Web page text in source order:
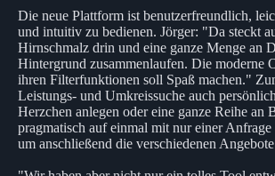
Die neue Plattform ist benutzerfreundlich,
und intuitiv zu bedienen. Jörger: "Da steckt
Hirnschmalz drin und eine ganze Menge an
Hintergrund zusammenlaufen. Die moderne
ihren Filterfunktionen soll Spaß machen."
Leistungs- und Umkreissuche auch
Herzchen anlegen oder eine ganze Reihe an
pragmatisch auf einmal mit nur einer Anfrage
um anschließend die verschiedenen